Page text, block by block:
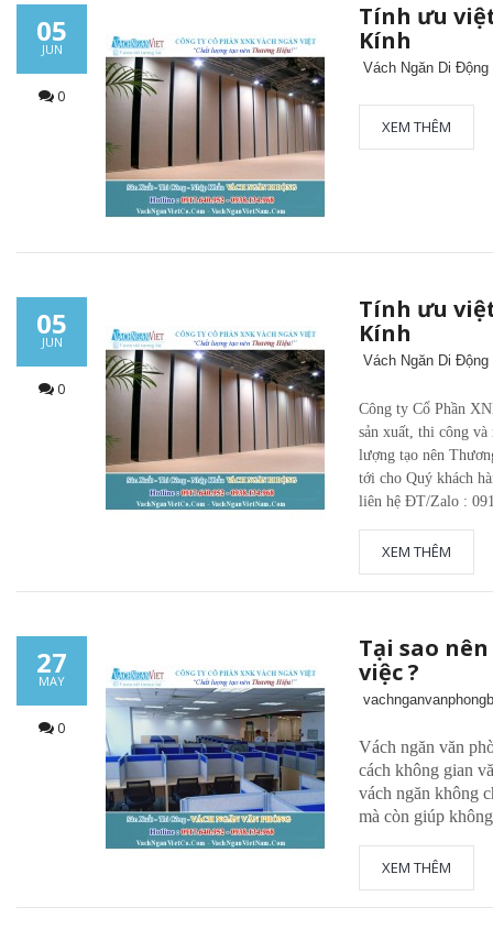
05
JUN
0
Tính ưu
Kính
Vách Ngăn Di Động
XEM THÊM
05
JUN
0
Tính ưu
Kính
Vách Ngăn Di Động
Công ty Cổ Phần
sản xuất, thi công
lượng tạo nên
tới cho Quý khách
liên hệ ĐT/Zalo :
XEM THÊM
27
MAY
0
Tại sao
việc ?
Vách ngăn văn
cách không gian
vách ngăn không
mà còn giúp
XEM THÊM